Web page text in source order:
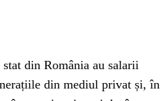
din România au salarii
din mediul privat și, în